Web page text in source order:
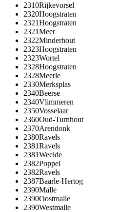
2310Rijkevorsel
2320Hoogstraten
2321Hoogstraten
2321Meer
2322Minderhout
2323Hoogstraten
2323Wortel
2328Hoogstraten
2328Meerle
2330Merksplas
2340Beerse
2340Vlimmeren
2350Vosselaar
2360Oud-Turnhout
2370Arendonk
2380Ravels
2381Ravels
2381Weelde
2382Poppel
2382Ravels
2387Baarle-Hertog
2390Malle
2390Oostmalle
2390Westmalle